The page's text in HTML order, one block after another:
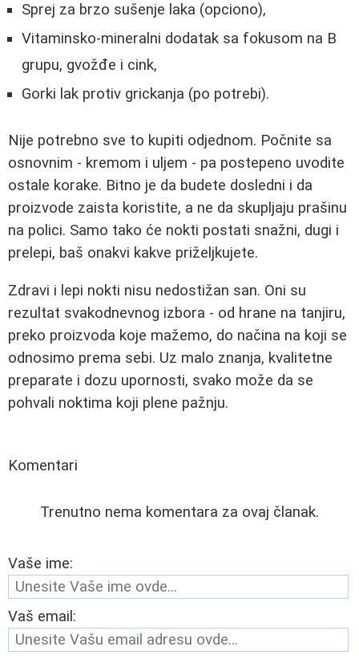
Sprej za brzo sušenje laka (opciono),
Vitaminsko-mineralni dodatak sa fokusom na B
grupu, gvožđe i cink,
Gorki lak protiv grickanja (po potrebi).
Nije potrebno sve to kupiti odjednom. Počnite sa
osnovnim - kremom i uljem - pa postepeno uvodite
ostale korake. Bitno je da budete dosledni i da
proizvode zaista koristite, a ne da skupljaju prašinu
na polici. Samo tako će nokti postati snažni, dugi i
prelepi, baš onakvi kakve priželjkujete.
Zdravi i lepi nokti nisu nedostižan san. Oni su
rezultat svakodnevnog izbora - od hrane na tanjiru,
preko proizvoda koje mažemo, do načina na koji se
odnosimo prema sebi. Uz malo znanja, kvalitetne
preparate i dozu upornosti, svako može da se
pohvali noktima koji plene pažnju.
Komentari
Trenutno nema komentara za ovaj članak.
Vaše ime:
Vaš email: